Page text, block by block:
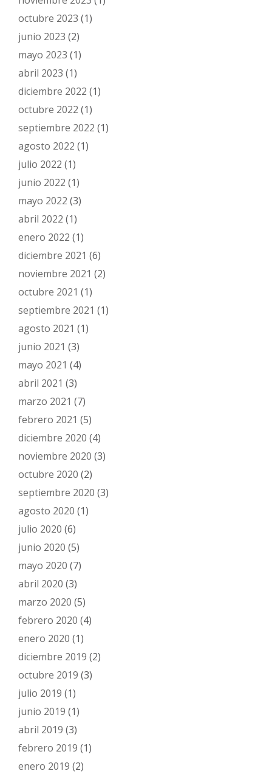
octubre 2023 (1)
junio 2023 (2)
mayo 2023 (1)
abril 2023 (1)
diciembre 2022 (1)
octubre 2022 (1)
septiembre 2022 (1)
agosto 2022 (1)
julio 2022 (1)
junio 2022 (1)
mayo 2022 (3)
abril 2022 (1)
enero 2022 (1)
diciembre 2021 (6)
noviembre 2021 (2)
octubre 2021 (1)
septiembre 2021 (1)
agosto 2021 (1)
junio 2021 (3)
mayo 2021 (4)
abril 2021 (3)
marzo 2021 (7)
febrero 2021 (5)
diciembre 2020 (4)
noviembre 2020 (3)
octubre 2020 (2)
septiembre 2020 (3)
agosto 2020 (1)
julio 2020 (6)
junio 2020 (5)
mayo 2020 (7)
abril 2020 (3)
marzo 2020 (5)
febrero 2020 (4)
enero 2020 (1)
diciembre 2019 (2)
octubre 2019 (3)
julio 2019 (1)
junio 2019 (1)
abril 2019 (3)
febrero 2019 (1)
enero 2019 (2)